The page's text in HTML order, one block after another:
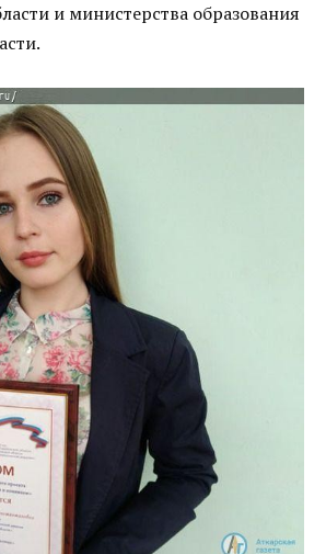
и министерства образования